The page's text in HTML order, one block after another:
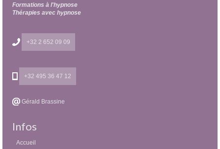
Formations à l'hypnose
Thérapies avec hypnose
+32 2 652 09 09
+32 495 36 47 12
Gérald Brassine
Infos
Accueil